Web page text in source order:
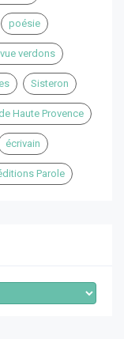
poésie
verdons
Sisteron
Haute Provence
écrivain
Parole